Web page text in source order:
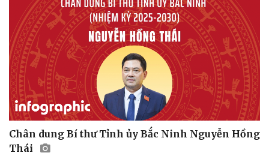
Pháp luật
Chân dung Bí thư Tỉnh ủy Bắc Ninh Nguyễn Hồng
Thái